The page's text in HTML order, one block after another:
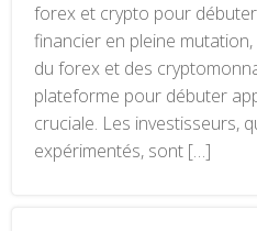
forex et crypto pour
financier en pleine
du forex et des
plateforme pour débuter
cruciale. Les investisseurs,
expérimentés, sont […]